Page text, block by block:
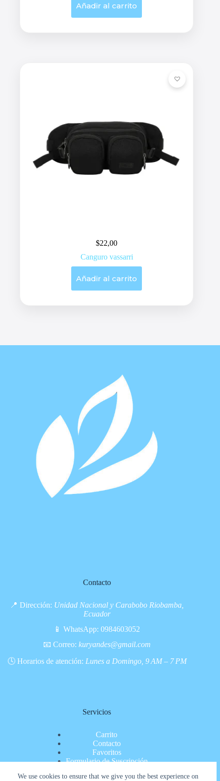
We use cookies to ensure that we give you the best experience on
Añadir al carrito
$22,00
Canguro vassarri
Añadir al carrito
Contacto
📍 Dirección: Unidad Nacional y Carabobo Riobamba,
Ecuador
📱 WhatsApp:0984603052
📧 Correo: kuryandes@gmail.com
🕓 Horarios de atención: Lunes a Domingo, 9 AM – 7 PM
Servicios
Carrito
Contacto
Favoritos
Formulario de Suscripción
Nosotros